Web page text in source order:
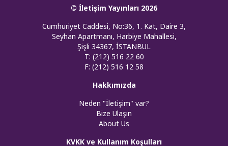
© İletişim Yayınları 2026
Cumhuriyet Caddesi, No:36, 1. Kat, Daire 3,
Seyhan Apartmanı, Harbiye Mahallesi,
Şişli 34367, İSTANBUL
T: (212) 516 22 60
F: (212) 516 12 58
Hakkımızda
Neden "İletişim" var?
Bize Ulaşın
About Us
KVKK ve Kullanım Koşulları